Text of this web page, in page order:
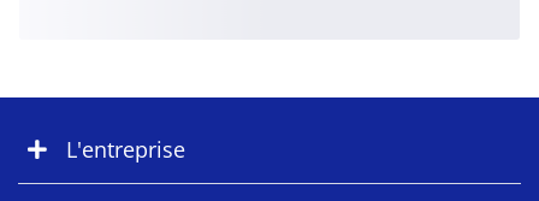
L'entreprise